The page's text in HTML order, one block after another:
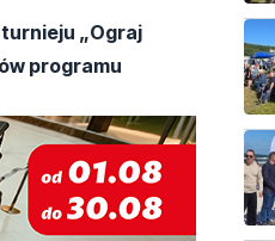
„Ograj
programu